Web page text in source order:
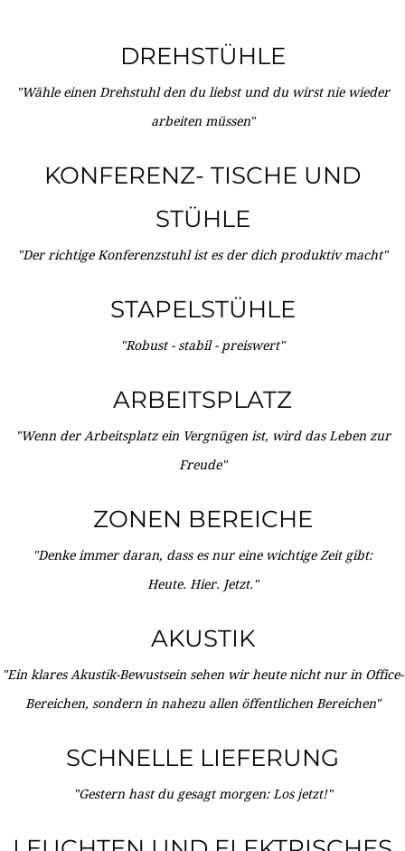
DREHSTÜHLE
"Wähle einen Drehstuhl den du liebst und du wirst nie wieder
arbeiten müssen"
KONFERENZ- TISCHE UND
STÜHLE
"Der richtige Konferenzstuhl ist es der dich produktiv macht"
STAPELSTÜHLE
"Robust - stabil - preiswert"
ARBEITSPLATZ
"Wenn der Arbeitsplatz ein Vergnügen ist, wird das Leben zur
Freude"
ZONEN BEREICHE
"Denke immer daran, dass es nur eine wichtige Zeit gibt:
Heute. Hier. Jetzt."
AKUSTIK
"Ein klares Akustik-Bewustsein sehen wir heute nicht nur in Office-
Bereichen, sondern in nahezu allen öffentlichen Bereichen"
SCHNELLE LIEFERUNG
"Gestern hast du gesagt morgen: Los jetzt!"